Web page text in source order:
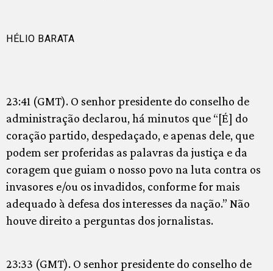
HÉLIO BARATA
23:41 (GMT). O senhor presidente do conselho de
administração declarou, há minutos que “[É] do
coração partido, despedaçado, e apenas dele, que
podem ser proferidas as palavras da justiça e da
coragem que guiam o nosso povo na luta contra os
invasores e/ou os invadidos, conforme for mais
adequado à defesa dos interesses da nação.” Não
houve direito a perguntas dos jornalistas.
23:33 (GMT). O senhor presidente do conselho de